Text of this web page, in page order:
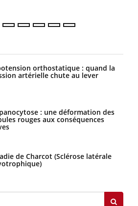
orthostatique : quand la
artérielle chute au lever
: une déformation des
rouges aux conséquences
de Charcot (Sclérose latérale